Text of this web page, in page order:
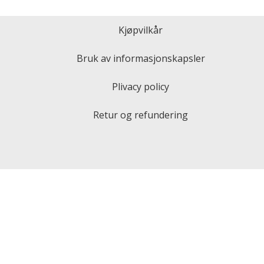
Kjøpvilkår
Bruk av informasjonskapsler
Plivacy policy
Retur og refundering